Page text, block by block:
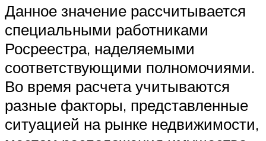
Данное значение рассчитывается
специальными работниками
Росреестра, наделяемыми
соответствующими полномочиями.
Во время расчета учитываются
разные факторы, представленные
ситуацией на рынке недвижимости,